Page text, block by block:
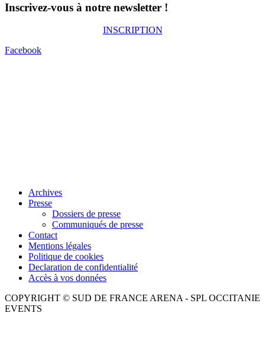
Inscrivez-vous à notre newsletter !
INSCRIPTION
Facebook
Archives
Presse
Dossiers de presse
Communiqués de presse
Contact
Mentions légales
Politique de cookies
Declaration de confidentialité
Accès à vos données
COPYRIGHT © SUD DE FRANCE ARENA - SPL OCCITANIE
EVENTS